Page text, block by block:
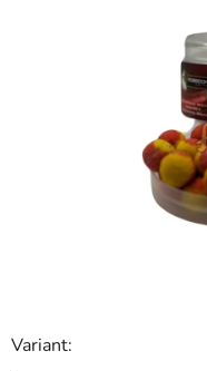
Variant: